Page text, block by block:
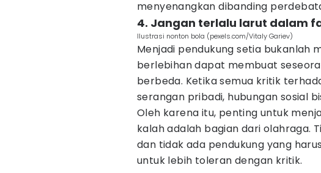
menyenangkan dibanding
4. Jangan terlalu larut dalam
Ilustrasi nonton bola (pexels.com/Vitaly Gariev)
Menjadi pendukung setia bukanlah
berlebihan dapat membuat
berbeda. Ketika semua kritik
serangan pribadi, hubungan sosial
Oleh karena itu, penting untuk
kalah adalah bagian dari olahraga.
dan tidak ada pendukung yang
untuk lebih toleran dengan kritik.